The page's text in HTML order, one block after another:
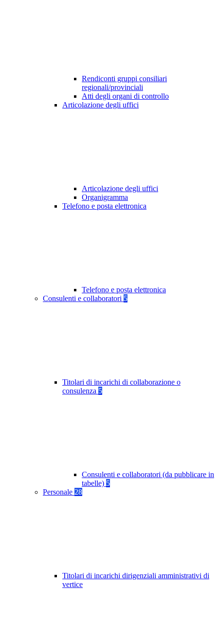
Rendiconti gruppi consiliari
regionali/provinciali
Atti degli organi di controllo
Articolazione degli uffici
Articolazione degli uffici
Organigramma
Telefono e posta elettronica
Telefono e posta elettronica
Consulenti e collaboratori 5
Titolari di incarichi di collaborazione o
consulenza 5
Consulenti e collaboratori (da pubblicare in
tabelle) 5
Personale 28
Titolari di incarichi dirigenziali amministrativi di
vertice